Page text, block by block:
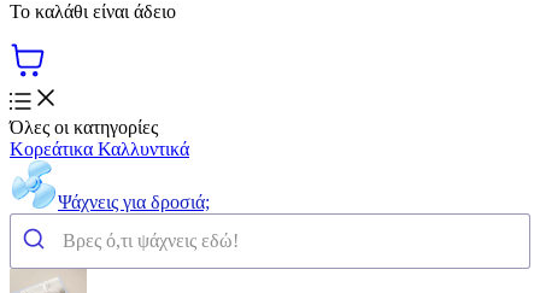
Το καλάθι είναι άδειο
Όλες οι κατηγορίες
Κορεάτικα Καλλυντικά
Ψάχνεις για δροσιά;